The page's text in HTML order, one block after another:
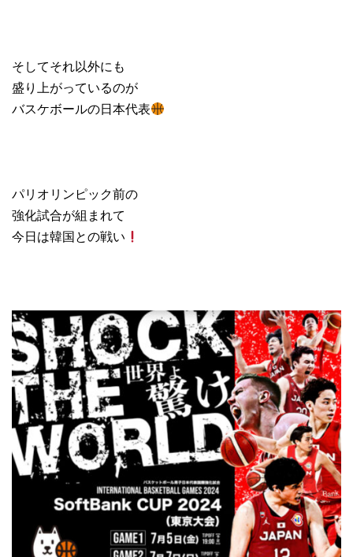
そしてそれ以外にも
盛り上がっているのが
バスケボールの日本代表
パリオリンピック前の
強化試合が組まれて
今日は韓国との戦い